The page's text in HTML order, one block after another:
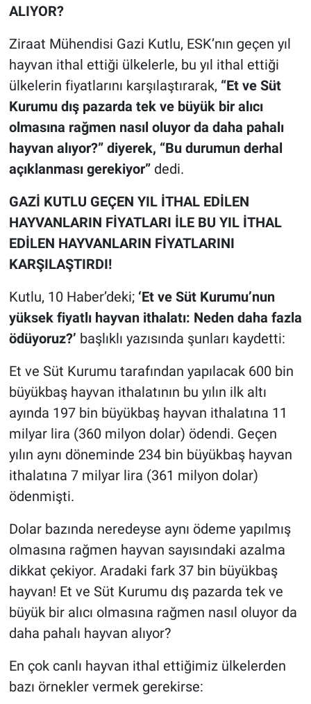
ALIYOR?
Ziraat Mühendisi Gazi Kutlu, ESK’nın geçen yıl
hayvan ithal ettiği ülkelerle, bu yıl ithal ettiği
ülkelerin fiyatlarını karşılaştırarak, “Et ve Süt
Kurumu dış pazarda tek ve büyük bir alıcı
olmasına rağmen nasıl oluyor da daha pahalı
hayvan alıyor?” diyerek, “Bu durumun derhal
açıklanması gerekiyor” dedi.
GAZİ KUTLU GEÇEN YIL İTHAL EDİLEN
HAYVANLARIN FİYATLARI İLE BU YIL İTHAL
EDİLEN HAYVANLARIN FİYATLARINI
KARŞILAŞTIRDI!
Kutlu, 10 Haber’deki; ‘Et ve Süt Kurumu’nun
yüksek fiyatlı hayvan ithalatı: Neden daha fazla
ödüyoruz?’ başlıklı yazısında şunları kaydetti:
Et ve Süt Kurumu tarafından yapılacak 600 bin
büyükbaş hayvan ithalatının bu yılın ilk altı
ayında 197 bin büyükbaş hayvan ithalatına 11
milyar lira (360 milyon dolar) ödendi. Geçen
yılın aynı döneminde 234 bin büyükbaş hayvan
ithalatına 7 milyar lira (361 milyon dolar)
ödenmişti.
Dolar bazında neredeyse aynı ödeme yapılmış
olmasına rağmen hayvan sayısındaki azalma
dikkat çekiyor. Aradaki fark 37 bin büyükbaş
hayvan! Et ve Süt Kurumu dış pazarda tek ve
büyük bir alıcı olmasına rağmen nasıl oluyor da
daha pahalı hayvan alıyor?
En çok canlı hayvan ithal ettiğimiz ülkelerden
bazı örnekler vermek gerekirse: